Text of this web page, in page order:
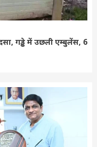
गड्ढे में उछली एम्बुलेंस, 6